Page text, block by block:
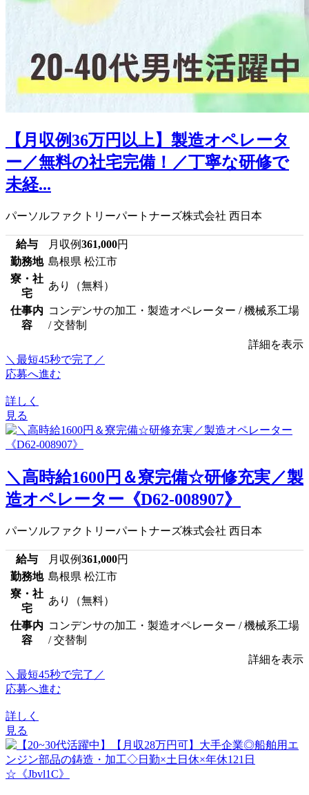
【月収例36万円以上】製造オペレータ
ー／無料の社宅完備！／丁寧な研修で
未経...
パーソルファクトリーパートナーズ株式会社 西日本
給与 月収例361,000円
勤務地 島根県 松江市
寮・社
宅
あり（無料）
仕事内
容
コンデンサの加工・製造オペレーター / 機械系工場
/ 交替制
詳細を表示
＼最短45秒で完了／
応募へ進む
詳しく
見る
＼高時給1600円＆寮完備☆研修充実／製
造オペレーター《D62-008907》
パーソルファクトリーパートナーズ株式会社 西日本
給与 月収例361,000円
勤務地 島根県 松江市
寮・社
宅
あり（無料）
仕事内
容
コンデンサの加工・製造オペレーター / 機械系工場
/ 交替制
詳細を表示
＼最短45秒で完了／
応募へ進む
詳しく
見る